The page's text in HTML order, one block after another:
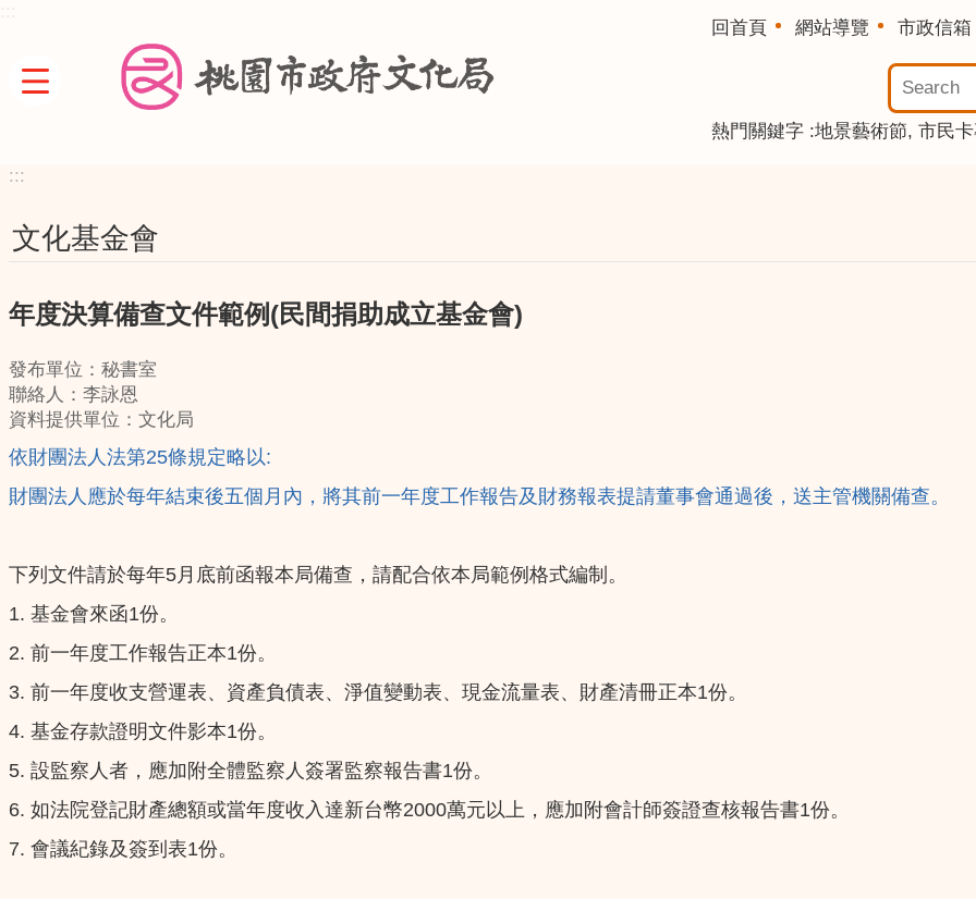
回首頁 網站導覽 市政信箱
熱門關鍵字 地景藝術節 市民
:::
文化基金會
年度決算備查文件範例(民間捐助成立基金會)
發布單位：秘書室
聯絡人：李詠恩
資料提供單位：文化局
依財團法人法第25條規定略以:
財團法人應於每年結束後五個月內，將其前一年度工作報告及財務報表提請董事會通過後，送主管機關備查。
下列文件請於每年5月底前函報本局備查，請配合依本局範例格式編制。
1. 基金會來函1份。
2. 前一年度工作報告正本1份。
3. 前一年度收支營運表、資產負債表、淨值變動表、現金流量表、財產清冊正本1份。
4. 基金存款證明文件影本1份。
5. 設監察人者，應加附全體監察人簽署監察報告書1份。
6. 如法院登記財產總額或當年度收入達新台幣2000萬元以上，應加附會計師簽證查核報告書1份。
7. 會議紀錄及簽到表1份。